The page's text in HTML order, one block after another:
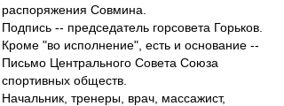
распоряжения Совмина.
Подпись -- председатель горсовета Горьков.
Кроме "во исполнение", есть и основание --
Письмо Центрального Совета Союза
спортивных обществ.
Начальник, тренеры, врач, массажист,